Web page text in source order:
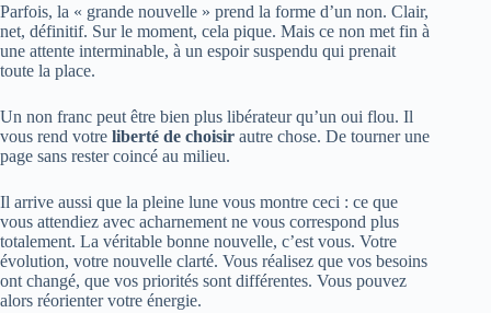
Parfois, la « grande nouvelle » prend la forme d’un non. Clair,
net, définitif. Sur le moment, cela pique. Mais ce non met fin à
une attente interminable, à un espoir suspendu qui prenait
toute la place.
Un non franc peut être bien plus libérateur qu’un oui flou. Il
vous rend votre liberté de choisir autre chose. De tourner une
page sans rester coincé au milieu.
Il arrive aussi que la pleine lune vous montre ceci : ce que
vous attendiez avec acharnement ne vous correspond plus
totalement. La véritable bonne nouvelle, c’est vous. Votre
évolution, votre nouvelle clarté. Vous réalisez que vos besoins
ont changé, que vos priorités sont différentes. Vous pouvez
alors réorienter votre énergie.